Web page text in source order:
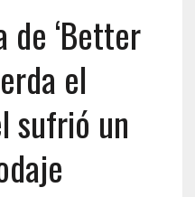
de ‘Better
el
sufrió un